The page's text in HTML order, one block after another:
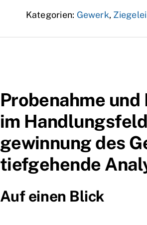
Kategorien: Gewerk, Ziegelei
Probenahme
im
gewinnung des
tiefgehende
Auf einen Blick